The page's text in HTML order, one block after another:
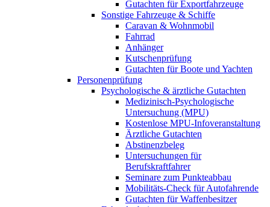
Gutachten für Exportfahrzeuge
Sonstige Fahrzeuge & Schiffe
Caravan & Wohnmobil
Fahrrad
Anhänger
Kutschenprüfung
Gutachten für Boote und Yachten
Personenprüfung
Psychologische & ärztliche Gutachten
Medizinisch-Psychologische
Untersuchung (MPU)
Kostenlose MPU-Infoveranstaltung
Ärztliche Gutachten
Abstinenzbeleg
Untersuchungen für
Berufskraftfahrer
Seminare zum Punkteabbau
Mobilitäts-Check für Autofahrende
Gutachten für Waffenbesitzer